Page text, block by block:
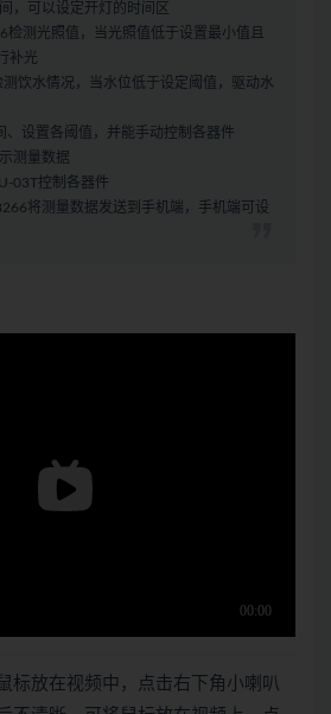
，可以设定开灯的时间区
测光照值，当光照值低于设置最小值且
补光
饮水情况，当水位低于设定阈值，驱动水
、设置各阈值，并能手动控制各器件
测量数据
03T控制各器件
将测量数据发送到手机端，手机端可设
标放在视频中，点击右下角小喇叭